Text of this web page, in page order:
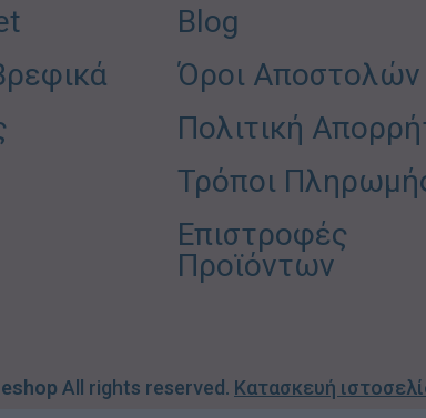
Blog
Όροι Αποστολών
Πολιτική
Τρόποι
Επιστροφές
Προϊόντων
All rights reserved. Κατασκευή